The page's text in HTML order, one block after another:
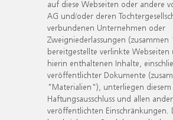
auf diese Webseiten oder andere
AG und/oder deren
verbundenen Unternehmen oder
Zweigniederlassungen (zusammen
bereitgestellte verlinkte Webseiten
hierin enthaltenen Inhalte,
veröffentlichter Dokumente
"Materialien"), unterliegen diesem
Haftungsausschluss und allen
veröffentlichten Einschränkungen.